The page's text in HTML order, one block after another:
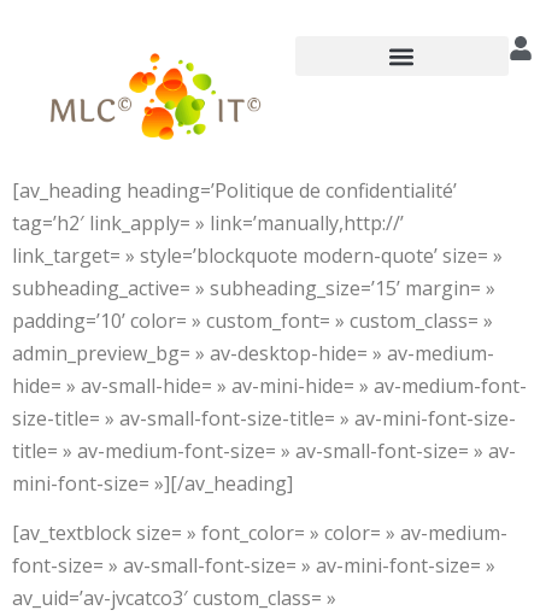
[av_heading heading=’Politique de confidentialité’
tag=’h2′ link_apply= » link=’manually,http://’
link_target= » style=’blockquote modern-quote’ size= »
subheading_active= » subheading_size=’15’ margin= »
padding=’10’ color= » custom_font= » custom_class= »
admin_preview_bg= » av-desktop-hide= » av-medium-
hide= » av-small-hide= » av-mini-hide= » av-medium-font-
size-title= » av-small-font-size-title= » av-mini-font-size-
title= » av-medium-font-size= » av-small-font-size= » av-
mini-font-size= »][/av_heading]
[av_textblock size= » font_color= » color= » av-medium-
font-size= » av-small-font-size= » av-mini-font-size= »
av_uid=’av-jvcatco3′ custom_class= »